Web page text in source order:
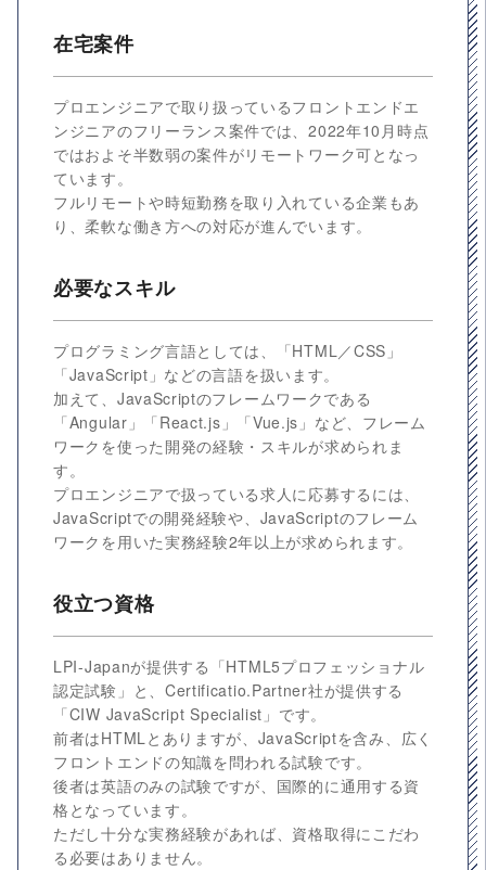
在宅案件
プロエンジニアで取り扱っているフロントエンドエ
ンジニアのフリーランス案件では、2022年10月時点
ではおよそ半数弱の案件がリモートワーク可となっ
ています。
フルリモートや時短勤務を取り入れている企業もあ
り、柔軟な働き方への対応が進んでいます。
必要なスキル
プログラミング言語としては、「HTML／CSS」
「JavaScript」などの言語を扱います。
加えて、JavaScriptのフレームワークである
「Angular」「React.js」「Vue.js」など、フレーム
ワークを使った開発の経験・スキルが求められま
す。
プロエンジニアで扱っている求人に応募するには、
JavaScriptでの開発経験や、JavaScriptのフレーム
ワークを用いた実務経験2年以上が求められます。
役立つ資格
LPI-Japanが提供する「HTML5プロフェッショナル
認定試験」と、Certificatio.Partner社が提供する
「CIW JavaScript Specialist」です。
前者はHTMLとありますが、JavaScriptを含み、広く
フロントエンドの知識を問われる試験です。
後者は英語のみの試験ですが、国際的に通用する資
格となっています。
ただし十分な実務経験があれば、資格取得にこだわ
る必要はありません。